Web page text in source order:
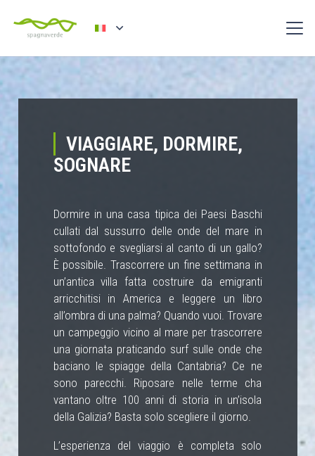
VIAGGIARE, DORMIRE,
SOGNARE
Dormire in una casa tipica dei Paesi Baschi
cullati dal sussurro delle onde del mare in
sottofondo e svegliarsi al canto di un gallo?
È possibile. Trascorrere un fine settimana in
un’antica villa fatta costruire da emigranti
arricchitisi in America e leggere un libro
all’ombra di una palma? Quando vuoi. Trovare
un campeggio vicino al mare per trascorrere
una giornata praticando surf sulle onde che
baciano le spiagge della Cantabria? Ce ne
sono parecchi. Riposare nelle terme cha
vantano oltre 100 anni di storia in un’isola
della Galizia? Basta solo scegliere il giorno.
L’esperienza del viaggio è completa solo